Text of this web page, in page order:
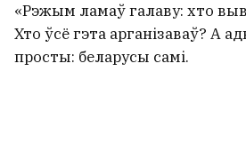
«Рэжым ламаў галаву: хто
Хто ўсё гэта арганізаваў? А
просты: беларусы самі.